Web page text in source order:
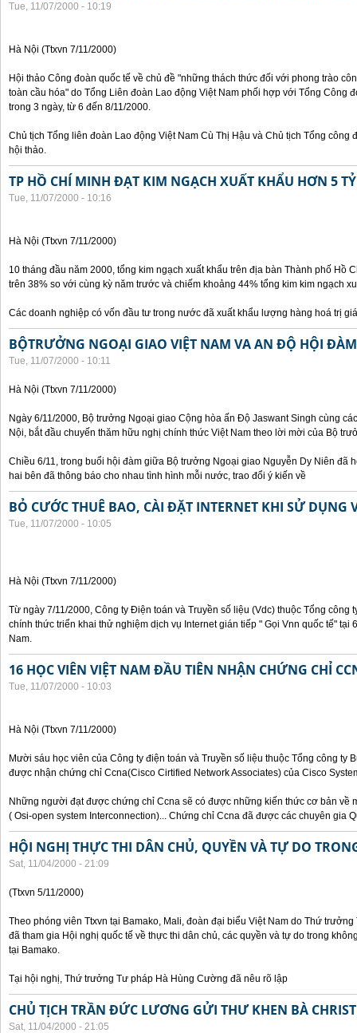
Tue, 11/07/2000 - 10:19
Hà Nội (Ttxvn 7/11/2000)
Hội thảo Công đoàn quốc tế về chủ đề "những thách thức đối với phong trào
toàn cầu hóa" do Tổng Liên đoàn Lao động Việt Nam phối hợp với Tổng Công
trong 3 ngày, từ 6 đến 8/11/2000.
Chủ tịch Tổng liên đoàn Lao động Việt Nam Cù Thị Hậu và Chủ tịch Tổng công
hội thảo.
TP HỒ CHÍ MINH ĐẠT KIM NGẠCH XUẤT KHẨU HƠN 5
Tue, 11/07/2000 - 10:16
Hà Nội (Ttxvn 7/11/2000)
10 tháng đầu năm 2000, tổng kim ngạch xuất khẩu trên địa bàn Thành phố Hồ
trên 38% so với cùng kỳ năm trước và chiếm khoảng 44% tổng kim kim ngạch
Các doanh nghiệp có vốn đầu tư trong nước đã xuất khẩu lượng hàng hoá trị
BỘTRƯỞNG NGOẠI GIAO VIỆT NAM VA AN ĐỘ HỘI ĐÀM
Tue, 11/07/2000 - 10:11
Hà Nội (Ttxvn 7/11/2000)
Ngày 6/11/2000, Bộ trưởng Ngoại giao Cộng hòa ấn Độ Jaswant Singh cùng
Nội, bắt đầu chuyến thăm hữu nghị chính thức Việt Nam theo lời mời của Bộ
Chiều 6/11, trong buổi hội đàm giữa Bộ trưởng Ngoại giao Nguyễn Dy Niên đã
hai bên đã thông báo cho nhau tình hình mỗi nước, trao đổi ý kiến về
BỎ CƯỚC THUÊ BAO, CÀI ĐẶT INTERNET KHI SỬ DỤNG
Tue, 11/07/2000 - 10:05
Hà Nội (Ttxvn 7/11/2000)
Từ ngày 7/11/2000, Công ty Điện toán và Truyền số liệu (Vdc) thuộc Tổng công
chính thức triển khai thử nghiệm dịch vụ Internet gián tiếp " Gọi Vnn quốc tế" tại
Nam.
16 HỌC VIÊN VIỆT NAM ĐẦU TIÊN NHẬN CHỨNG CHỈ
Tue, 11/07/2000 - 10:03
Hà Nội (Ttxvn 7/11/2000)
Mười sáu học viên của Công ty điện toán và Truyền số liệu thuộc Tổng công ty
được nhận chứng chỉ Ccna(Cisco Cirtified Network Associates) của Cisco
Những người đạt được chứng chỉ Ccna sẽ có được những kiến thức cơ bản về
( Osi-open system Interconnection)... Chứng chỉ Ccna đã được các chuyên gia
HỘI NGHỊ THỰC THI DÂN CHỦ, QUYỀN VÀ TỰ DO
Sat, 11/04/2000 - 21:09
(Ttxvn 5/11/2000)
Theo phóng viên Ttxvn tại Bamako, Mali, đoàn đại biểu Việt Nam do Thứ
đã tham gia Hội nghị quốc tế về thực thi dân chủ, các quyền và tự do trong
tại Bamako.
Tại hội nghị, Thứ trưởng Tư pháp Hà Hùng Cường đã nêu rõ lập
CHỦ TỊCH TRẦN ĐỨC LƯƠNG GỬI THƯ KHEN BÀ
Sat, 11/04/2000 - 21:05